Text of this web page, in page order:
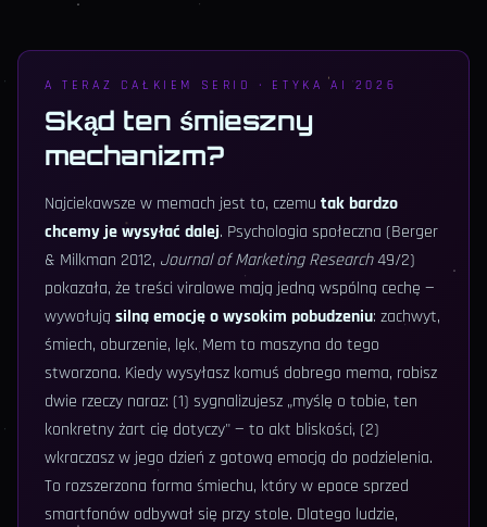
A TERAZ CAŁKIEM SERIO · ETYKA AI 2026
Skąd ten śmieszny
mechanizm?
Najciekawsze w memach jest to, czemu tak bardzo
chcemy je wysyłać dalej. Psychologia społeczna (Berger
& Milkman 2012, Journal of Marketing Research49/2)
pokazała, że treści viralowe mają jedną wspólną cechę —
wywołują silną emocję o wysokim pobudzeniu: zachwyt,
śmiech, oburzenie, lęk. Mem to maszyna do tego
stworzona. Kiedy wysyłasz komuś dobrego mema, robisz
dwie rzeczy naraz: (1) sygnalizujesz „myślę o tobie, ten
konkretny żart cię dotyczy" — to akt bliskości, (2)
wkraczasz w jego dzień z gotową emocją do podzielenia.
To rozszerzona forma śmiechu, który w epoce sprzed
smartfonów odbywał się przy stole. Dlatego ludzie,